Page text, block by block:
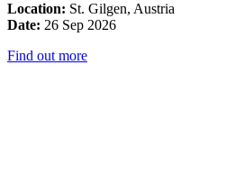
Location: St. Gilgen, Austria
Date: 26 Sep 2026
Find out more